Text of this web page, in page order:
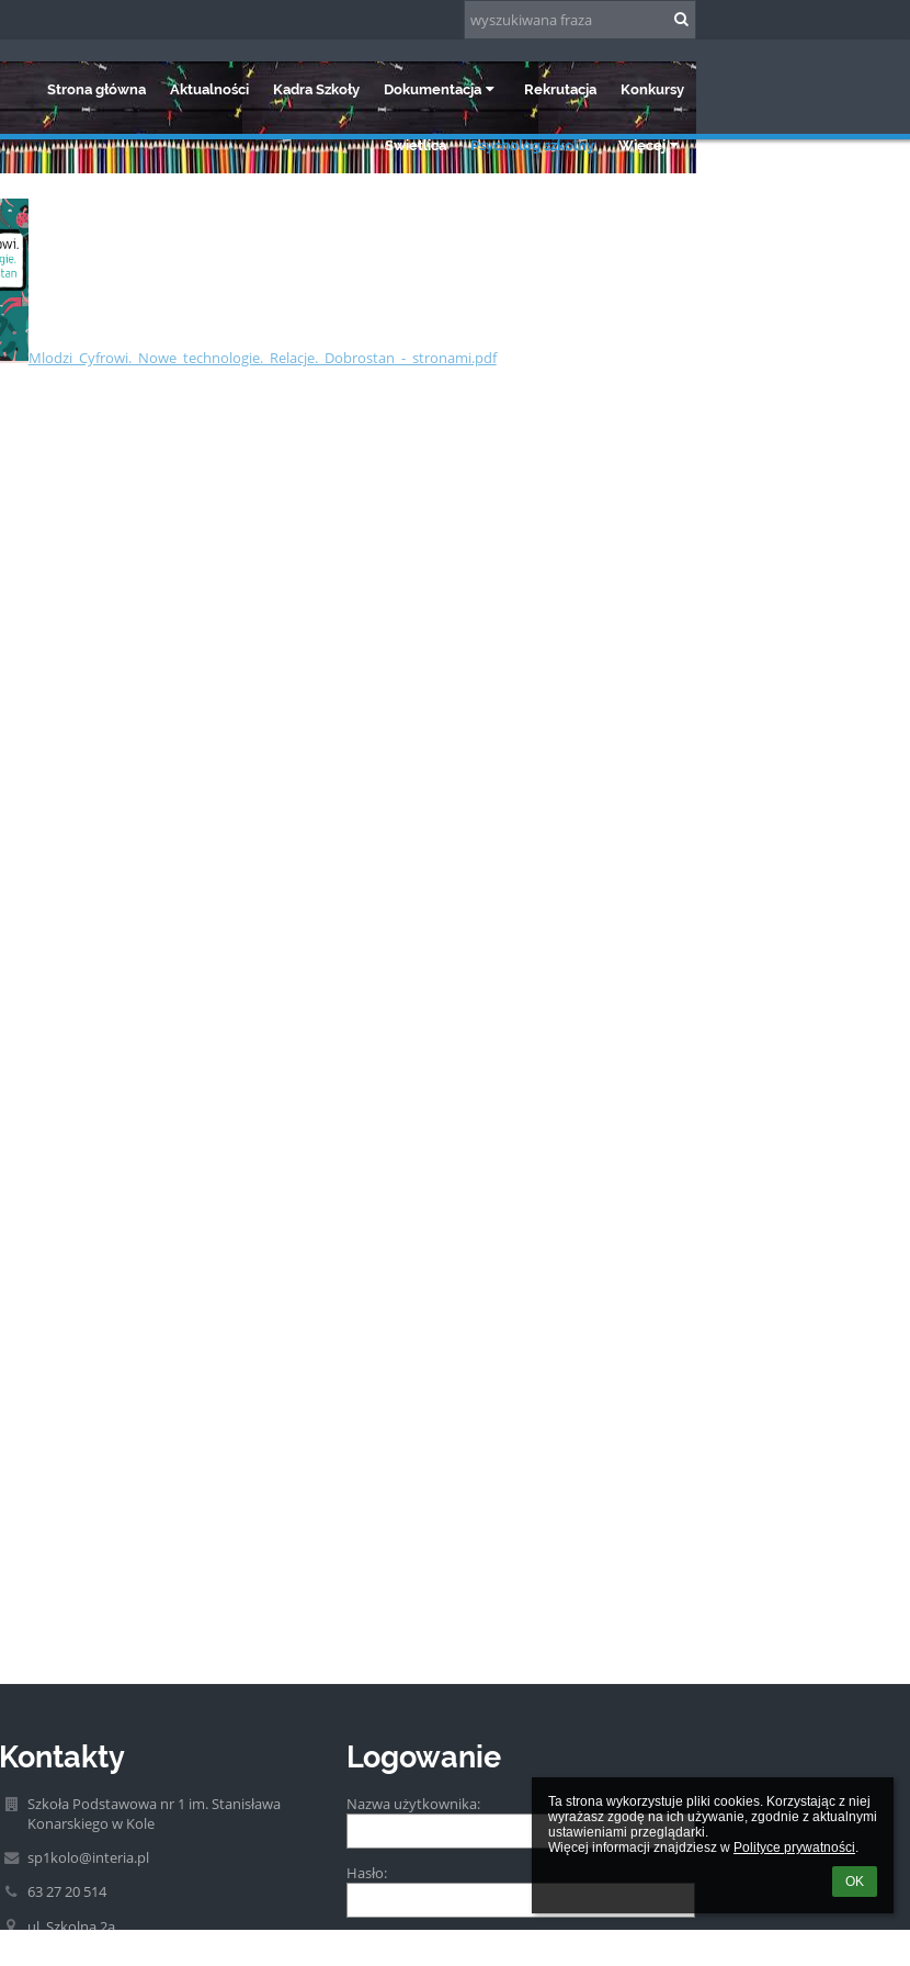
Ta strona wykorzystuje pliki cookies. Korzystając z niej
wyrażasz zgodę na ich używanie, zgodnie z aktualnymi
ustawieniami przeglądarki.
Więcej informacji znajdziesz w Polityce prywatności.
OK
Strona główna Aktualności Kadra Szkoły Dokumentacja Rekrutacja Konkursy
Świetlica Psycholog szkolny Więcej
Mlodzi_Cyfrowi._Nowe_technologie._Relacje._Dobrostan_-_stronami.pdf
Kontakty
Szkoła Podstawowa nr 1 im. Stanisława
Konarskiego w Kole
sp1kolo@interia.pl
63 27 20 514
ul. Szkolna 2a
Logowanie
Nazwa użytkownika:
Hasło: